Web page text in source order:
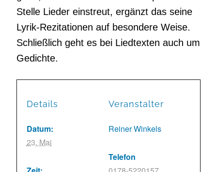
Stelle Lieder einstreut, ergänzt das seine
Lyrik-Rezitationen auf besondere Weise.
Schließlich geht es bei Liedtexten auch um
Gedichte.
Details
Datum:
23. Mai
Veranstalter
Reiner Winkels
Telefon